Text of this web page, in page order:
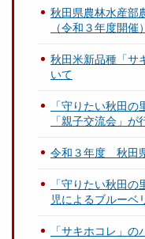
秋田県農林水産部
（令和３年度開催）
秋田米新品種「サ
いて
「守りたい秋田
「親子交流会」が
令和３年度 秋田
「守りたい秋田
児によるブルーベ
「サキホコレ」